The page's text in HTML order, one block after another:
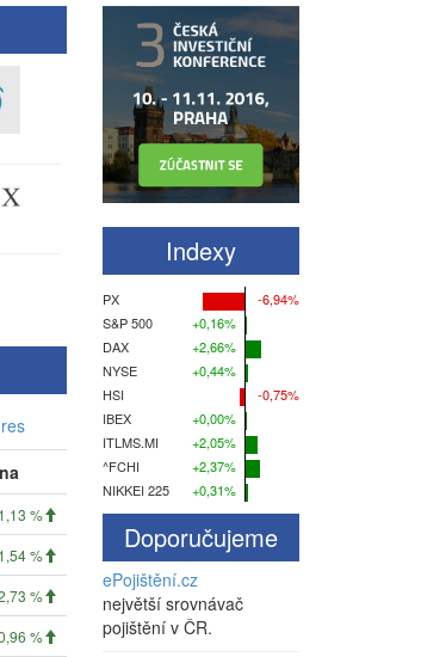
1,13 %
1,54 %
%
%
Indexy
PX
S&P 500
DAX
NYSE
HSI
IBEX
ITLMS.MI
^FCHI
NIKKEI 225
-6,94%
+0,16%
+2,66%
+0,44%
-0,75%
+0,00%
+2,05%
+2,37%
+0,31%
Doporučujeme
ePojištění.cz
největší srovnávač
pojištění v ČR.